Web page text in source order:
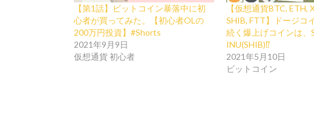
【第1話】ビットコイン暴落中に初
心者が買ってみた。【初心者OLの
200万円投資】#Shorts
2021年9月9日
仮想通貨 初心者
【仮想通貨BTC, ETH,
SHIB, FTT】ドージコ
続く爆上げコインは、
INU(SHIB)⁉️
2021年5月10日
ビットコイン